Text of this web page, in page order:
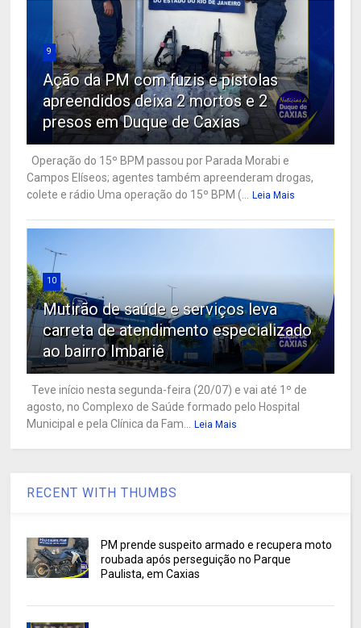
9
Ação da PM com fuzis e pistolas
apreendidos deixa 2 mortos e 2
presos em Duque de Caxias
Operação do 15º BPM passou por Parada Morabi e
Campos Elíseos; agentes também apreenderam drogas,
colete e rádio Uma operação do 15º BPM (...
Leia Mais
10
Mutirão de saúde e serviços leva
carreta de atendimento especializado
ao bairro Imbariê
Teve início nesta segunda-feira (20/07) e vai até 1º de
agosto, no Complexo de Saúde formado pelo Hospital
Municipal e pela Clínica da Fam...
Leia Mais
RECENT WITH THUMBS
PM prende suspeito armado e recupera moto
roubada após perseguição no Parque
Paulista, em Caxias